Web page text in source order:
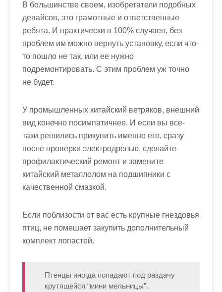
В большинстве своем, изобретатели подобных
девайсов, это грамотные и ответственные
ребята. И практически в 100% случаев, без
проблем им можно вернуть установку, если что-
то пошло не так, или ее нужно
подремонтировать. С этим проблем уж точно
не будет.
У промышленных китайский ветряков, внешний
вид конечно посимпатичнее. И если вы все-
таки решились прикупить именно его, сразу
после проверки электродрелью, сделайте
профилактический ремонт и замените
китайский металлолом на подшипники с
качественной смазкой.
Если поблизости от вас есть крупные гнездовья
птиц, не помешает закупить дополнительный
комплект лопастей.
Птенцы иногда попадают под раздачу
крутящейся “мини мельницы”.